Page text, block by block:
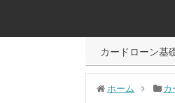
カードローン基
ホーム カ